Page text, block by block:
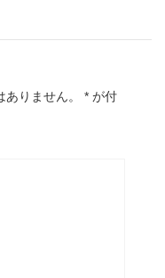
りません。 * が付